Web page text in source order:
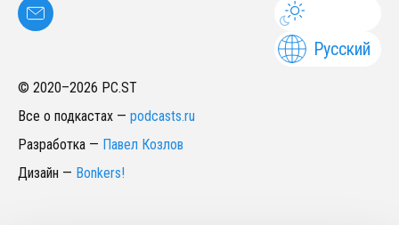
Русский
© 2020–2026 PC.ST
Все о подкастах — podcasts.ru
Разработка — Павел Козлов
Дизайн — Bonkers!